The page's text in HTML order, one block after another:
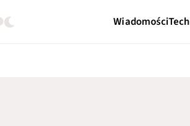
WiadomościTech